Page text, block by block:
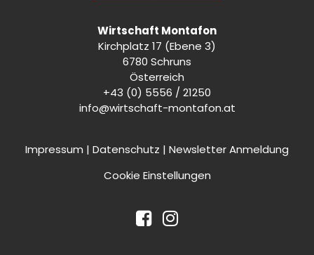
Wirtschaft Montafon
Kirchplatz 17 (Ebene 3)
6780 Schruns
Österreich
+43 (0) 5556 / 21250
info@wirtschaft-montafon.at
Impressum | Datenschutz | Newsletter Anmeldung
Cookie Einstellungen